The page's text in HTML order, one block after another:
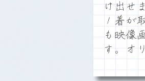
け出せ
１着が
も映像
す。オ